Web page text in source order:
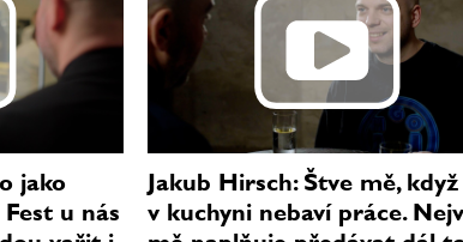
jako
u nás
Jakub Hirsch: Štve mě,
v kuchyni nebaví práce.